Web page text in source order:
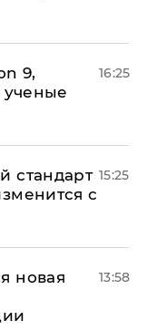
9,
ученые
16:25
стандарт
с
15:25
новая
13:58